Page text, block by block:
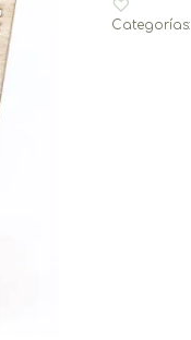
Categorías: